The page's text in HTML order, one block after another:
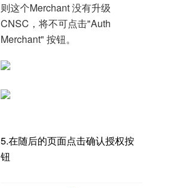
则这个Merchant 没有升级
CNSC，将不可点击"Auth
Merchant" 按钮。
5.在随后的页面点击确认授权按
钮